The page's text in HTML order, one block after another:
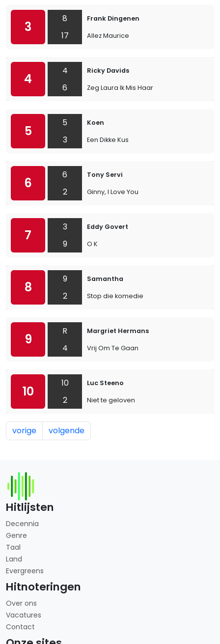
3
8
17
Frank Dingenen
Allez Maurice
4
4
6
Ricky Davids
Zeg Laura Ik Mis Haar
5
5
3
Koen
Een Dikke Kus
6
6
2
Tony Servi
Ginny, I Love You
7
3
9
Eddy Govert
O K
8
9
2
Samantha
Stop die komedie
9
R
4
Margriet Hermans
Vrij Om Te Gaan
10
10
2
Luc Steeno
Niet te geloven
vorige volgende
Hitlijsten
Decennia
Genre
Taal
Land
Evergreens
Hitnoteringen
Over ons
Vacatures
Contact